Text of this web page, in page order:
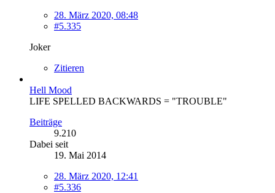
28. März 2020, 08:48
#5.335
Joker
Zitieren
Hell Mood
LIFE SPELLED BACKWARDS = "TROUBLE"
Beiträge
9.210
Dabei seit
19. Mai 2014
28. März 2020, 12:41
#5.336